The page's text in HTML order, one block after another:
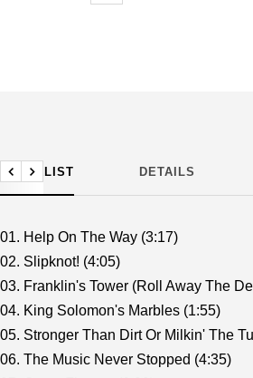
TRACKLIST DETAILS
ZurückWeiter
01. Help On The Way (3:17)
02. Slipknot! (4:05)
03. Franklin's Tower (Roll Away The
04. King Solomon's Marbles (1:55)
05. Stronger Than Dirt Or Milkin' The
06. The Music Never Stopped (4:35)